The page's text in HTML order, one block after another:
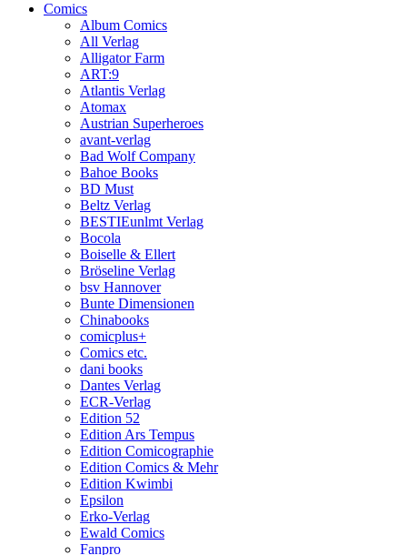
Comics
Album Comics
All Verlag
Alligator Farm
ART:9
Atlantis Verlag
Atomax
Austrian Superheroes
avant-verlag
Bad Wolf Company
Bahoe Books
BD Must
Beltz Verlag
BESTIEunlmt Verlag
Bocola
Boiselle & Ellert
Bröseline Verlag
bsv Hannover
Bunte Dimensionen
Chinabooks
comicplus+
Comics etc.
dani books
Dantes Verlag
ECR-Verlag
Edition 52
Edition Ars Tempus
Edition Comicographie
Edition Comics & Mehr
Edition Kwimbi
Epsilon
Erko-Verlag
Ewald Comics
Fanpro